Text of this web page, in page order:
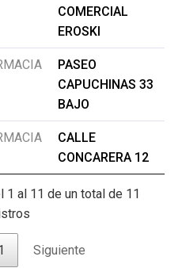
COMERCIAL
EROSKI
PASEO
CAPUCHINAS 33
BAJO
CALLE
CONCARERA 12
al 11 de un total de 11
Siguiente